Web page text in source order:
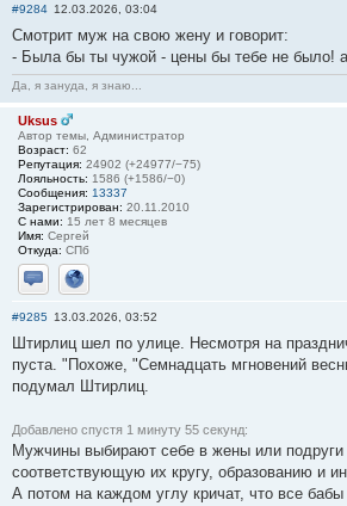
#9284 12.03.2026, 03:04
Смотрит муж на свою жену и говорит:
- Была бы ты чужой - цены бы тебе не было!
Да, я зануда, я знаю...
Uksus
Автор темы, Администратор
Возраст: 62
Репутация: 24902 (+24977/−75)
Лояльность: 1586 (+1586/−0)
Сообщения: 13337
Зарегистрирован: 20.11.2010
С нами: 15 лет 8 месяцев
Имя: Сергей
Откуда: СПб
Отправить личное сообщение
Сайт
#9285 13.03.2026, 03:52
Штирлиц шел по улице. Несмотря на
пуста. "Похоже, "Семнадцать мгновений
подумал Штирлиц.
Добавлено спустя 1 минуту 55 секунд:
Мужчины выбирают себе в жены или
соответствующую их кругу, образованию и
А потом на каждом углу кричат, что все